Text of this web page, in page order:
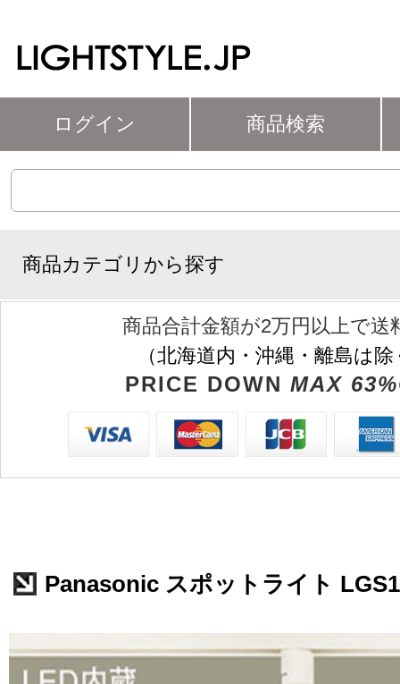
ログイン 商品検索
商品カテゴリから探す
商品合計金額が2万円以上で送
（北海道内・沖縄・離島は
PRICE DOWN MAX
Panasonic スポットライト